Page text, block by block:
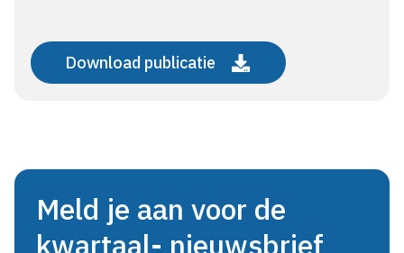
Download publicatie
Meld je aan voor de
kwartaal- nieuwsbrief